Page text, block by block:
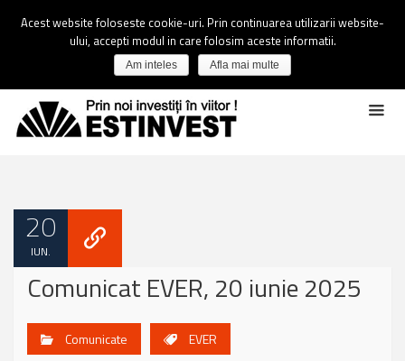
20
IUN.
Comunicat EVER, 20 iunie 2025
Comunicate EVER
Acest website foloseste cookie-uri. Prin continuarea utilizarii website-
ului, accepti modul in care folosim aceste informatii.
Am inteles Afla mai multe